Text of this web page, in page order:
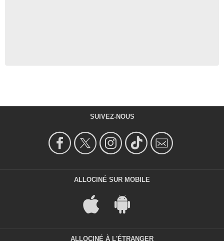
SUIVEZ-NOUS
ALLOCINÉ SUR MOBILE
ALLOCINÉ À L'ÉTRANGER